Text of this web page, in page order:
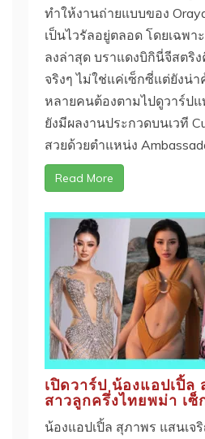
ทำให้งานถ่ายแบบของ
เป็นไวรัลอยู่ตลอด โดยเฉพา
ลงล่าสุด บราแดงบิกินี่จีสตริ
จริงๆ ไม่ใช่แค่เซ็กซี่แต่ยังน่
หลายคนต้องตามไปดูวาร์ป
ยังมีผลงานประกวดบนเวที
สวยด้วยตำแหน่ง
Read More
เปิดวาร์ป น้องแอปเปิ้ล
สาวลูกครึ่งไทยพม่า เซ็
น้องแอปเปิ้ล สุภาพร แสนเจ